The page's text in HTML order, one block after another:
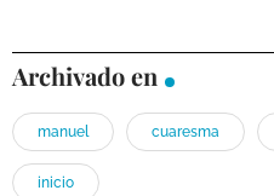
Archivado en
manuel cuaresma
inicio